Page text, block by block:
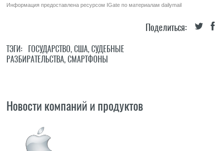
Информация предоставлена ресурсом IGate по материаламdailymail
Поделиться:
ТЭГИ: ГОСУДАРСТВО,США,СУДЕБНЫЕ
РАЗБИРАТЕЛЬСТВА,СМАРТФОНЫ
Новости компаний и продуктов